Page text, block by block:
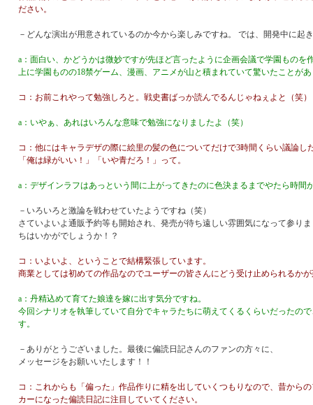
ださい。
－どんな演出が用意されているのか今から楽しみですね。 では、開発中に起
a：面白い、かどうかは微妙ですが先ほど言ったように企画会議で学園もの
上に学園ものの18禁ゲーム、漫画、アニメが山と積まれていて驚いたことが
コ：お前これやって勉強しろと。戦史書ばっか読んでるんじゃねぇよと（笑）
a：いやぁ、あれはいろんな意味で勉強になりましたよ（笑）
コ：他にはキャラデザの際に絵里の髪の色についてだけで3時間くらい議論し
「俺は緑がいい！」「いや青だろ！」って。
a：デザインラフはあっという間に上がってきたのに色決まるまでやたら時間
－いろいろと激論を戦わせていたようですね（笑）
さていよいよ通販予約等も開始され、発売が待ち遠しい雰囲気になって参り
ちはいかがでしょうか！？
コ：いよいよ、ということで結構緊張しています。
商業としては初めての作品なのでユーザーの皆さんにどう受け止められるか
a：丹精込めて育てた娘達を嫁に出す気分ですね。
今回シナリオを執筆していて自分でキャラたちに萌えてくるくらいだったの
す。
－ありがとうございました。最後に偏読日記さんのファンの方々に、
メッセージをお願いいたします！！
コ：これからも「偏った」作品作りに精を出していくつもりなので、昔から
カーになった偏読日記に注目していてください。